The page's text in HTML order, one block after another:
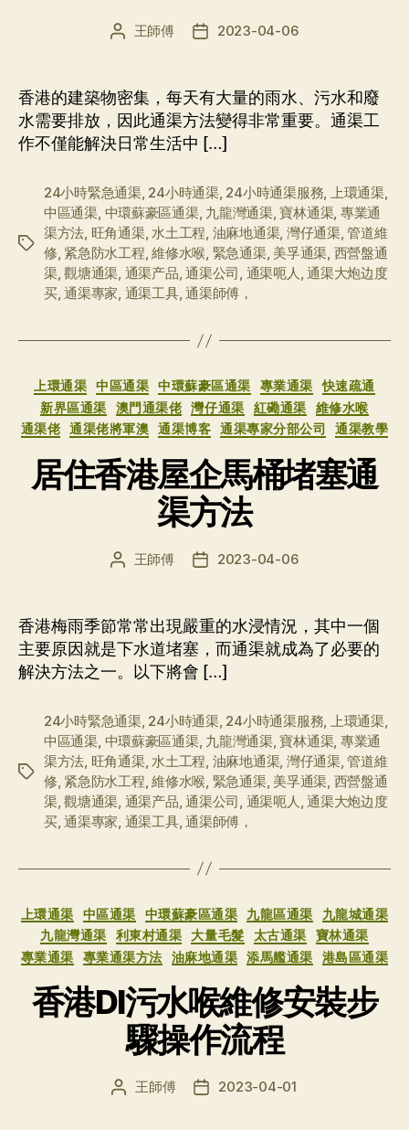
文
者
王師傅
发
期
2023-04-06
香港的建築物密集，每天有大量的雨水、污水和廢
水需要排放，因此通渠方法變得非常重要。通渠工
作不僅能解決日常生活中 […]
标
24小時緊急通渠, 24小時通渠, 24小時通渠服務, 上環通渠,
中區通渠, 中環蘇豪區通渠, 九龍灣通渠,寶林通渠, 專業通
渠方法, 旺角通渠,水土工程, 油麻地通渠, 灣仔通渠,管道維
修, 紧急防水工程,維修水喉, 緊急通渠, 美孚通渠, 西營盤通
渠,觀塘通渠, 通渠产品,通渠公司, 通渠呃人,通渠大炮边度
买,通渠專家, 通渠工具,通渠師傅，
分
类
上環通渠 中區通渠 中環蘇豪區通渠 專業通渠
快速疏通
新界區通渠
澳門通渠佬 灣仔通渠 紅磡通渠
維修水喉
通渠佬 通渠佬將軍澳 通渠博客 通渠專家分部公司 通渠教學
居住香港屋企馬桶堵塞通
渠方法
文
者
王師傅
发
期
2023-04-06
香港梅雨季節常常出現嚴重的水浸情況，其中一個
主要原因就是下水道堵塞，而通渠就成為了必要的
解決方法之一。以下將會 […]
标
24小時緊急通渠, 24小時通渠, 24小時通渠服務, 上環通渠,
中區通渠, 中環蘇豪區通渠, 九龍灣通渠,寶林通渠, 專業通
渠方法, 旺角通渠,水土工程, 油麻地通渠, 灣仔通渠,管道維
修, 紧急防水工程,維修水喉, 緊急通渠, 美孚通渠, 西營盤通
渠,觀塘通渠, 通渠产品,通渠公司, 通渠呃人,通渠大炮边度
买,通渠專家, 通渠工具,通渠師傅，
分
类
上環通渠 中區通渠 中環蘇豪區通渠 九龍區通渠
九龍城通渠
九龍灣通渠
利東村通渠 大量毛髮 太古通渠
寶林通渠
專業通渠
專業通渠方法 油麻地通渠 添馬艦通渠 港島區通渠
香港DI污水喉維修安裝步
驟操作流程
文 王師傅
发 2023-04-01